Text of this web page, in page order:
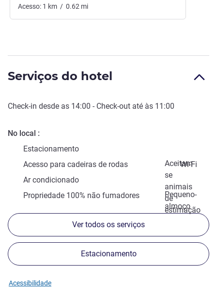
Acesso: 1 km / 0.62 mi
Serviços do hotel
Check-in desde as 14:00 - Check-out até às 11:00
No local
Estacionamento
Aceitam-
se
animais
de
estimação
Acesso para cadeiras de rodas
Wi-Fi
Ar condicionado
Pequeno-
almoço
Propriedade 100% não fumadores
Ver todos os serviços
Estacionamento
Acessibilidade